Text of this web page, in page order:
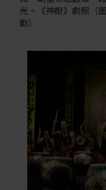
光。《神廚》劇照（
動）